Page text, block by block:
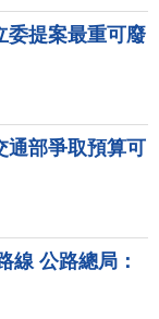
委提案最重可廢
通部爭取預算可
線 公路總局：